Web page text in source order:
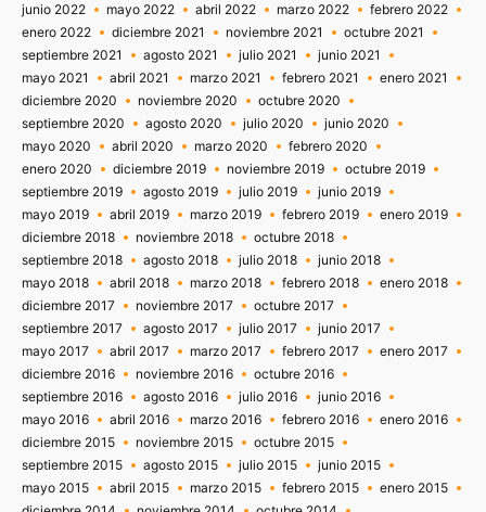
junio 2022
mayo 2022 abril 2022 marzo 2022
febrero 2022
enero 2022
diciembre 2021 noviembre 2021
octubre 2021
septiembre 2021
agosto 2021 julio 2021
junio 2021
mayo 2021
abril 2021 marzo 2021 febrero 2021
enero 2021
diciembre 2020
noviembre 2020
octubre 2020
septiembre 2020
agosto 2020 julio 2020
junio 2020
mayo 2020
abril 2020 marzo 2020
febrero 2020
enero 2020
diciembre 2019 noviembre 2019
octubre 2019
septiembre 2019
agosto 2019 julio 2019
junio 2019
mayo 2019
abril 2019 marzo 2019 febrero 2019
enero 2019
diciembre 2018
noviembre 2018
octubre 2018
septiembre 2018
agosto 2018 julio 2018
junio 2018
mayo 2018
abril 2018 marzo 2018 febrero 2018
enero 2018
diciembre 2017
noviembre 2017
octubre 2017
septiembre 2017
agosto 2017 julio 2017
junio 2017
mayo 2017
abril 2017 marzo 2017 febrero 2017
enero 2017
diciembre 2016
noviembre 2016
octubre 2016
septiembre 2016
agosto 2016 julio 2016
junio 2016
mayo 2016
abril 2016 marzo 2016 febrero 2016
enero 2016
diciembre 2015
noviembre 2015
octubre 2015
septiembre 2015
agosto 2015 julio 2015
junio 2015
mayo 2015
abril 2015 marzo 2015 febrero 2015
enero 2015